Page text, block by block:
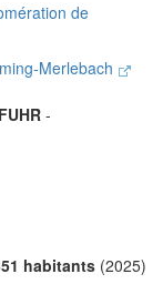
de
Merlebach
-
habitants (2025)